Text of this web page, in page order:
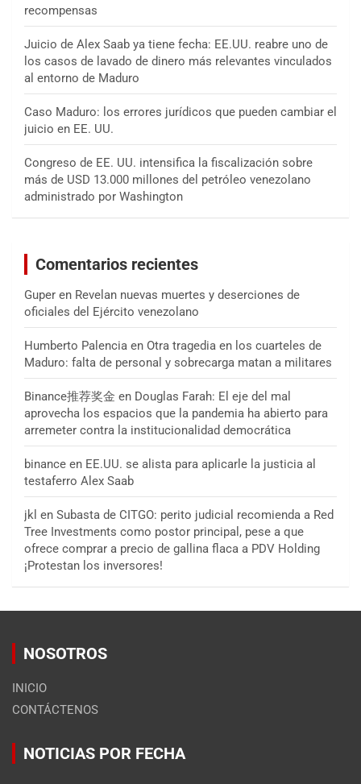
recompensas
Juicio de Alex Saab ya tiene fecha: EE.UU. reabre uno de
los casos de lavado de dinero más relevantes vinculados
al entorno de Maduro
Caso Maduro: los errores jurídicos que pueden cambiar el
juicio en EE. UU.
Congreso de EE. UU. intensifica la fiscalización sobre
más de USD 13.000 millones del petróleo venezolano
administrado por Washington
Comentarios recientes
Guper en Revelan nuevas muertes y deserciones de
oficiales del Ejército venezolano
Humberto Palencia en Otra tragedia en los cuarteles de
Maduro: falta de personal y sobrecarga matan a militares
Binance推荐奖金 en Douglas Farah: El eje del mal
aprovecha los espacios que la pandemia ha abierto para
arremeter contra la institucionalidad democrática
binance en EE.UU. se alista para aplicarle la justicia al
testaferro Alex Saab
jkl en Subasta de CITGO: perito judicial recomienda a Red
Tree Investments como postor principal, pese a que
ofrece comprar a precio de gallina flaca a PDV Holding
¡Protestan los inversores!
NOSOTROS
INICIO
CONTÁCTENOS
NOTICIAS POR FECHA